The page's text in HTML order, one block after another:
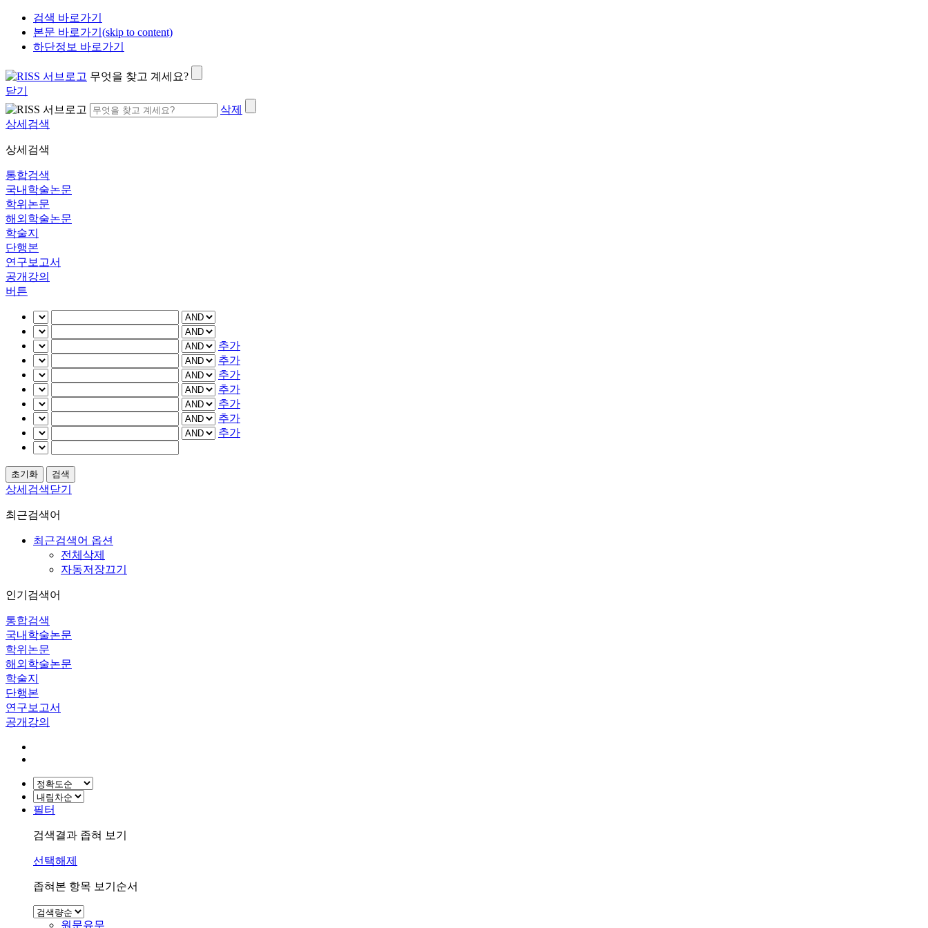
검색 바로가기
본문 바로가기(skip to content)
하단정보 바로가기
무엇을 찾고 계세요?
닫기
삭제
상세검색
상세검색
통합검색
국내학술논문
학위논문
해외학술논문
학술지
단행본
연구보고서
공개강의
버튼
추가
추가
추가
추가
추가
추가
추가
상세검색닫기
최근검색어
최근검색어 옵션
전체삭제
자동저장끄기
인기검색어
통합검색
국내학술논문
학위논문
해외학술논문
학술지
단행본
연구보고서
공개강의
필터
검색결과 좁혀 보기
선택해제
좁혀본 항목 보기순서
원문유무